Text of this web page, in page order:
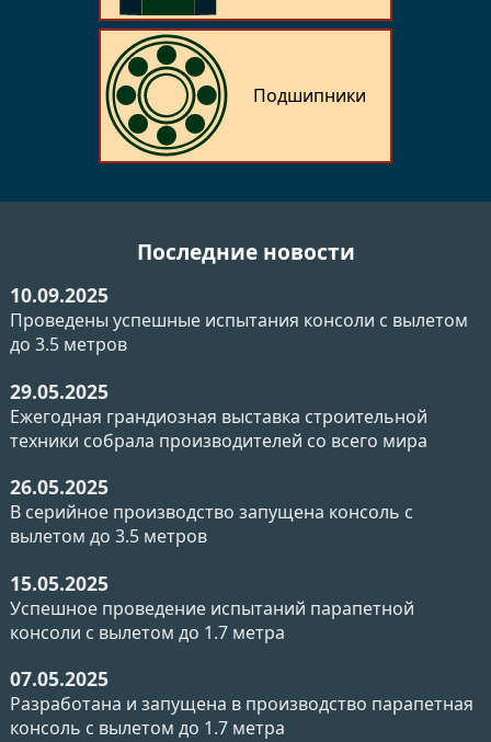
Подшипники
Последние новости
10.09.2025
Проведены успешные испытания консоли с вылетом
до 3.5 метров
29.05.2025
Ежегодная грандиозная выставка строительной
техники собрала производителей со всего мира
26.05.2025
В серийное производство запущена консоль с
вылетом до 3.5 метров
15.05.2025
Успешное проведение испытаний парапетной
консоли с вылетом до 1.7 метра
07.05.2025
Разработана и запущена в производство парапетная
консоль с вылетом до 1.7 метра